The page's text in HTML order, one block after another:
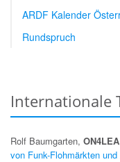
ARDF Kalender
Rundspruch
Internationale
Rolf Baumgarten, ON4LEA
von Funk-Flohmärkten